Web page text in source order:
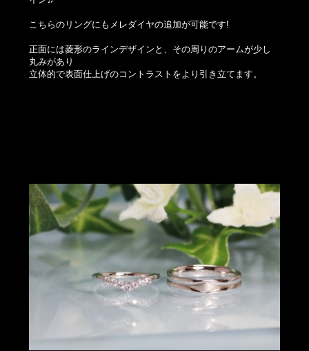
こちらのリングにもメレダイヤの追加が可能です!
正面には菱形のラインデザインと、その周りのアームが少し
丸みがあり
立体的で表面仕上げのコントラストをより引き立てます。